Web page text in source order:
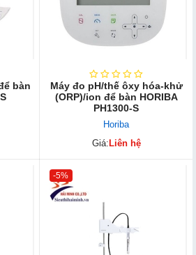
bàn
Máy đo pH/thế ôxy hóa-khử
(ORP)/ion để bàn HORIBA
PH1300-S
Horiba
Giá:Liên hệ
-5%